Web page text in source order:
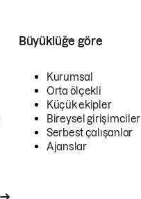
Büyüklüğe göre
Kurumsal
Orta ölçekli
Küçük ekipler
Bireysel girişimciler
Serbest çalışanlar
Ajanslar